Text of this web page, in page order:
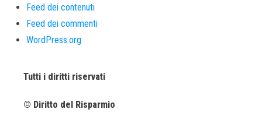
Feed dei contenuti
Feed dei commenti
WordPress.org
Tutti i diritti riservati
© Diritto del Risparmio